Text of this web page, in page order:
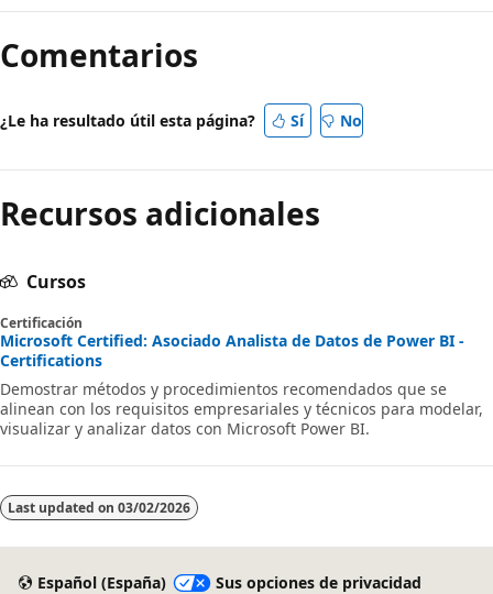
de
lectura
Comentarios
¿Le ha resultado útil esta página? Sí No
Recursos adicionales
Cursos
Certificación
Microsoft Certified: Asociado Analista de Datos de Power BI -
Certifications
Demostrar métodos y procedimientos recomendados que se
alinean con los requisitos empresariales y técnicos para modelar,
visualizar y analizar datos con Microsoft Power BI.
Last updated on 03/02/2026
Español (España) Sus opciones de privacidad